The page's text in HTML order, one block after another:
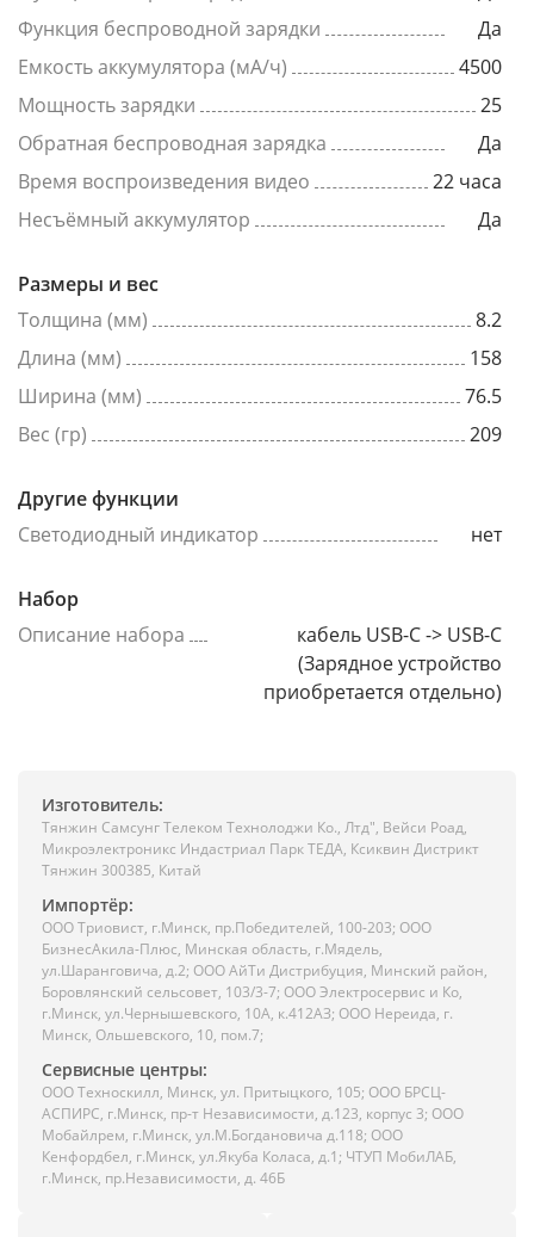
Функция беспроводной зарядки
Да
Емкость аккумулятора (мА/ч)
4500
Мощность зарядки
25
Обратная беспроводная зарядка
Да
Время воспроизведения видео
22 часа
Несъёмный аккумулятор
Да
Размеры и вес
Толщина (мм)
8.2
Длина (мм)
158
Ширина (мм)
76.5
Вес (гр)
209
Другие функции
Светодиодный индикатор
нет
Набор
Описание набора
кабель USB-C -> USB-C
(Зарядное устройство
приобретается отдельно)
Изготовитель:
Тянжин Самсунг Телеком Технолоджи Ко., Лтд", Вейси Роад,
Микроэлектроникс Индастриал Парк ТЕДА, Ксиквин Дистрикт
Тянжин 300385, Китай
Импортёр:
ООО Триовист, г.Минск, пр.Победителей, 100-203; ООО
БизнесАкила-Плюс, Минская область, г.Мядель,
ул.Шаранговича, д.2; ООО АйТи Дистрибуция, Минский район,
Боровлянский сельсовет, 103/3-7; ООО Электросервис и Ко,
г.Минск, ул.Чернышевского, 10А, к.412АЗ; ООО Нереида, г.
Минск, Ольшевского, 10, пом.7;
Сервисные центры:
ООО Техноскилл, Минск, ул. Притыцкого, 105; ООО БРСЦ-
АСПИРС, г.Минск, пр-т Независимости, д.123, корпус 3; ООО
Мобайлрем, г.Минск, ул.М.Богдановича д.118; ООО
Кенфордбел, г.Минск, ул.Якуба Коласа, д.1; ЧТУП МобиЛАБ,
г.Минск, пр.Независимости, д. 46Б